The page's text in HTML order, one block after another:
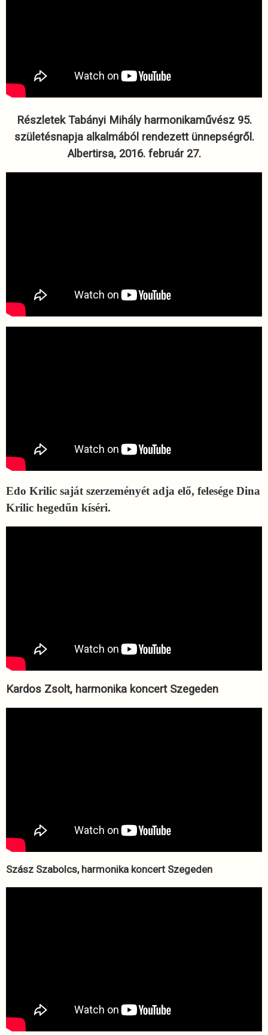
Részletek Tabányi Mihály harmonikaművész 95.
születésnapja alkalmából rendezett ünnepségről.
Albertirsa, 2016. február 27.
Edo Krilic saját szerzeményét adja elő, felesége Dina
Krilic hegedűn kíséri.
Kardos Zsolt, harmonika koncert Szegeden
Szász Szabolcs, harmonika koncert Szegeden